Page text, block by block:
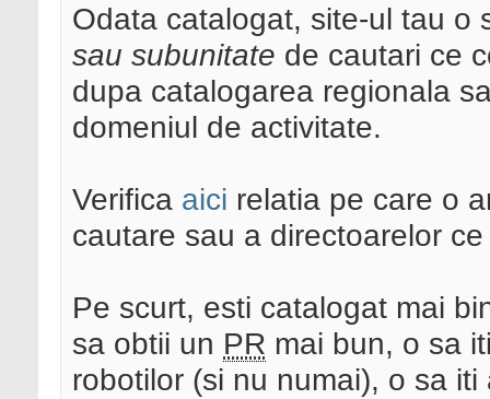
Odata catalogat, site-ul tau
sau subunitate de cautari ce
dupa catalogarea regionala
domeniul de activitate.
Verifica aici relatia pe care o
cautare sau a directoarelor
Pe scurt, esti catalogat mai
sa obtii un PR mai bun, o sa
robotilor (si nu numai), o sa